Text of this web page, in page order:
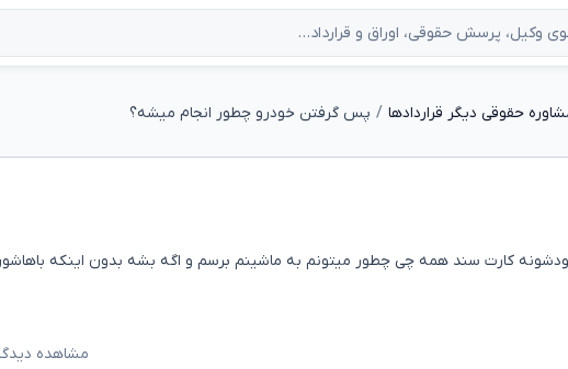
حقوقی دیگر قراردادها پس گرفتن خودرو چطور انجام میشه؟
کارت سند همه چی چطور میتونم به ماشینم برسم و اگه بشه بدون اینکه
مشاهده